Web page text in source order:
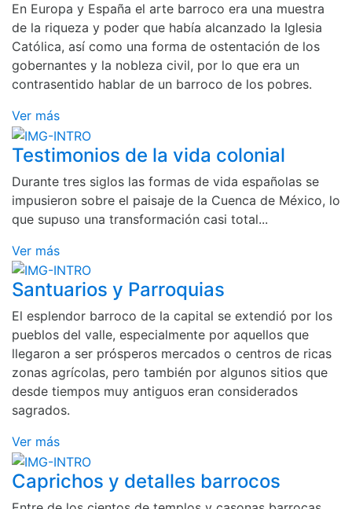
En Europa y España el arte barroco era una muestra
de la riqueza y poder que había alcanzado la Iglesia
Católica, así como una forma de ostentación de los
gobernantes y la nobleza civil, por lo que era un
contrasentido hablar de un barroco de los pobres.
Ver más
Testimonios de la vida colonial
Durante tres siglos las formas de vida españolas se
impusieron sobre el paisaje de la Cuenca de México, lo
que supuso una transformación casi total...
Ver más
Santuarios y Parroquias
El esplendor barroco de la capital se extendió por los
pueblos del valle, especialmente por aquellos que
llegaron a ser prósperos mercados o centros de ricas
zonas agrícolas, pero también por algunos sitios que
desde tiempos muy antiguos eran considerados
sagrados.
Ver más
Caprichos y detalles barrocos